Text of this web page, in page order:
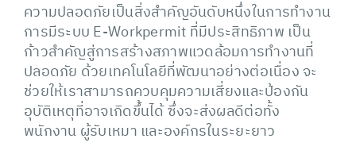
ความปลอดภัยเป็นสิ่งสำคัญอันดับหนึ่งในการทำงาน
การมีระบบ E-Workpermit ที่มีประสิทธิภาพ เป็น
ก้าวสำคัญสู่การสร้างสภาพแวดล้อมการทำงานที่
ปลอดภัย ด้วยเทคโนโลยีที่พัฒนาอย่างต่อเนื่อง จะ
ช่วยให้เราสามารถควบคุมความเสี่ยงและป้องกัน
อุบัติเหตุที่อาจเกิดขึ้นได้ ซึ่งจะส่งผลดีต่อทั้ง
พนักงาน ผู้รับเหมา และองค์กรในระยะยาว